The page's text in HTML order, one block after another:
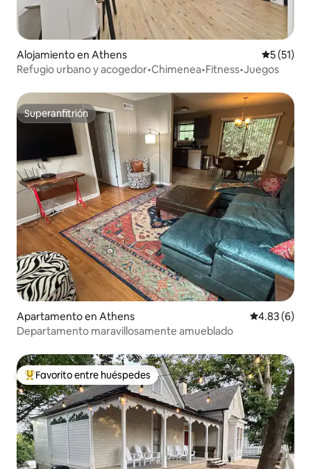
Alojamiento en Athens
5 (51)
Refugio urbano y acogedor•Chimenea•Fitness•Juegos
Superanfitrión
Superanfitrión
Apartamento en Athens Calificación
4.83 (6)
Departamento maravillosamente amueblado
Favorito entre huéspedes preferido
Favorito entre huéspedes